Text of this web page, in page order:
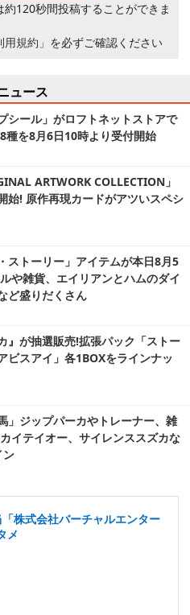
120秒間投稿することができま
用規約」 を必ずご確認ください
ュース
シール」がロフトネットストアで
種を8月6日10時より受付開始
ARTWORK COLLECTION」
始! 原作再現カードがアツいスペシ
ストーリー」アイテムが本日8月5
や雑貨、エイリアンとハムのダイ
ど盛りだくさん
』が抽選販売!拡張パック「ストー
ビスアイ」各1BOXをラインナッ
」ジップパーカやトレーナー、雑
イテイオー、サイレンススズカな
ン
株式会社バーチャルエンター
メ